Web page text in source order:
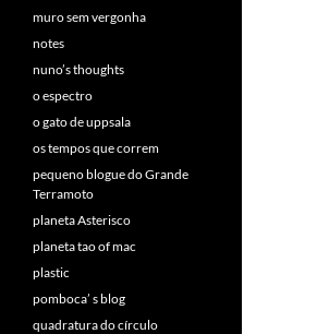
muro sem vergonha
notes
nuno’s thoughts
o espectro
o gato de uppsala
os tempos que correm
pequeno blogue do Grande
Terramoto
planeta Asterisco
planeta tao of mac
plastic
pomboca’ s blog
quadratura do círculo